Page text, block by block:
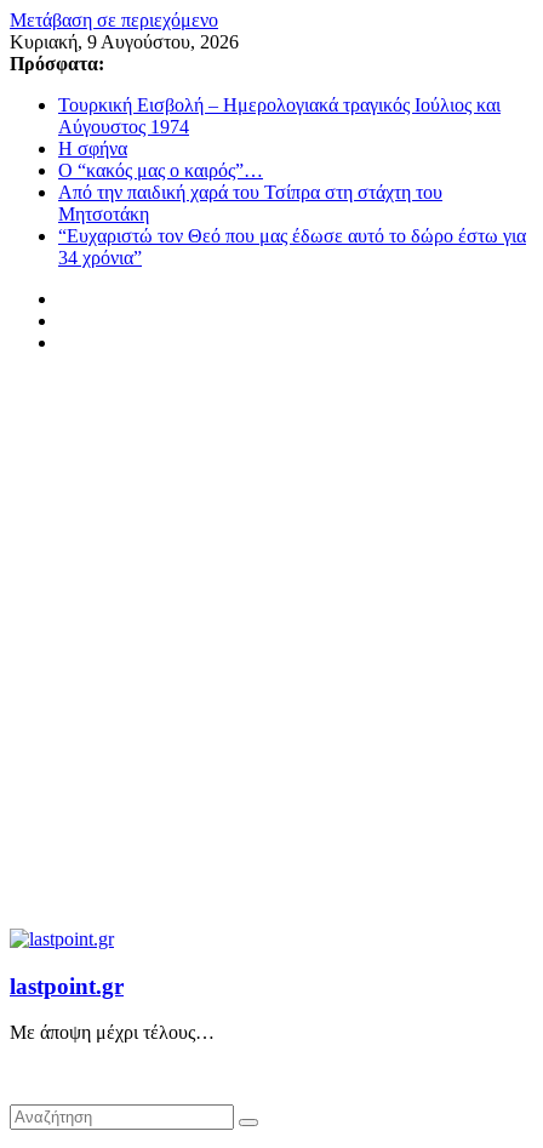
Μετάβαση σε περιεχόμενο
Κυριακή, 9 Αυγούστου, 2026
Πρόσφατα:
Τουρκική Εισβολή – Ημερολογιακά τραγικός Ιούλιος και
Αύγουστος 1974
Η σφήνα
Ο “κακός μας ο καιρός”…
Από την παιδική χαρά του Τσίπρα στη στάχτη του
Μητσοτάκη
“Ευχαριστώ τον Θεό που μας έδωσε αυτό το δώρο έστω για
34 χρόνια”
lastpoint.gr
Με άποψη μέχρι τέλους…